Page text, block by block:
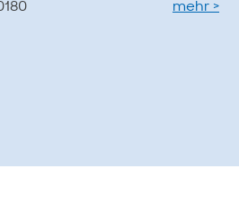
mehr >